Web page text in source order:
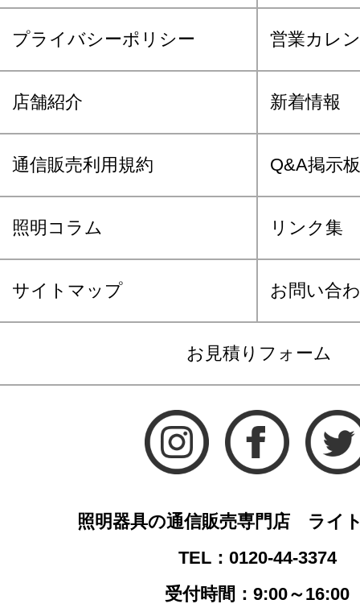
プライバシーポリシー 営業カレ
店舗紹介 新着情報
通信販売利用規約 Q&A掲示板
照明コラム リンク集
サイトマップ お問い合
お見積りフォーム
照明器具の通信販売専門店 ライ
TEL：0120-44-3374
受付時間：9:00～16:00